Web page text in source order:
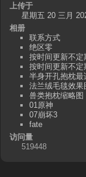
上传于
星期五 20 三月
相册
联系方式
绝区零
按时间更新不定
按时间更新不定
半身开孔抱枕最
法兰绒毛毯效果
兽类抱枕缩略图
01原神
07崩坏3
fate
访问量
519448